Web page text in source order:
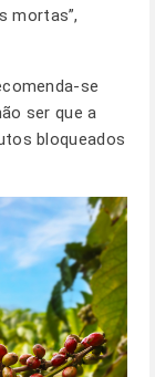
mortas”,
se
ser que a
bloqueados